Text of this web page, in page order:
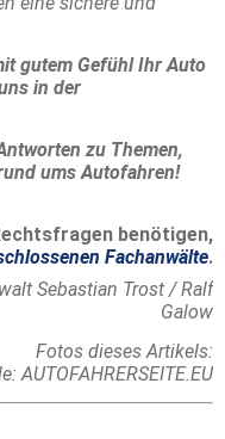
gutem Gefühl Ihr Auto
in der
zu Themen,
ums Autofahren!
benötigen,
Fachanwälte.
Sebastian Trost / Ralf
Galow
Fotos dieses Artikels:
AUTOFAHRERSEITE.EU